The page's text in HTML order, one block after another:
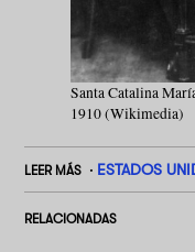
Santa Catalina
1910 (Wikimedia)
LEER MÁS ESTADOS
RELACIONADAS